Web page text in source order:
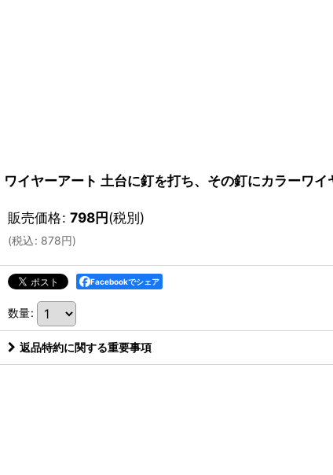
ワイヤーアート 土台に釘を打ち、その釘にカラーワ
販売価格: 798円(税別)
(税込: 878円)
Facebookでシェア
数量:
返品特約に関する重要事項